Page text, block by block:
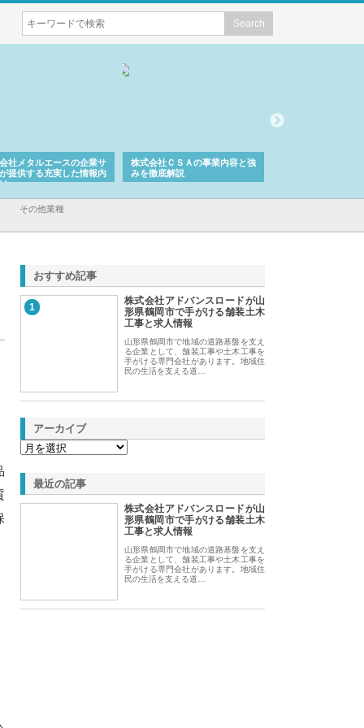
社メタルエースの企業サ
提供する充実した情報内
株式会社ＣＳＡの事業内容と強
みを徹底解説
その他業種
おすすめ記事
1
株式会社アドバンスロードが山
形県鶴岡市で手がける舗装土木
工事と求人情報
山形県鶴岡市で地域の道路基盤を支え
る企業として、舗装工事や土木工事を
手がける専門会社があります。地域住
民の生活を支える道…
アーカイブ
最近の記事
株式会社アドバンスロードが山
形県鶴岡市で手がける舗装土木
工事と求人情報
山形県鶴岡市で地域の道路基盤を支え
る企業として、舗装工事や土木工事を
手がける専門会社があります。地域住
民の生活を支える道…